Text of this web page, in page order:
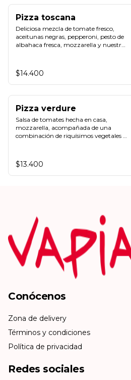
Pizza toscana
Deliciosa mezcla de tomate fresco,
aceitunas negras, pepperoni, pesto de
albahaca fresca, mozzarella y nuestra
$14.400
Pizza verdure
Salsa de tomates hecha en casa,
mozzarella, acompañada de una
combinación de riquísimos vegetales
$13.400
Conócenos
Zona de delivery
Términos y condiciones
Política de privacidad
Redes sociales